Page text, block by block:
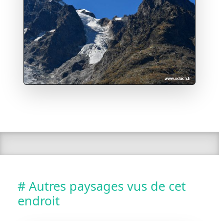
# Autres paysages vus de cet
endroit